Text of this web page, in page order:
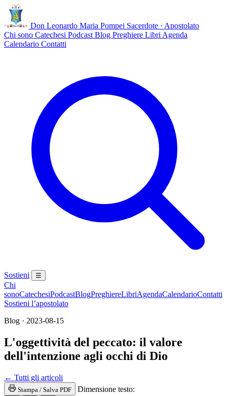
Don Leonardo Maria Pompei Sacerdote · Apostolato
Chi sono Catechesi Podcast Blog Preghiere Libri Agenda
Calendario Contatti
Sostieni ☰
Chi
sonoCatechesiPodcastBlogPreghiereLibriAgendaCalendarioContatti
Sostieni l’apostolato
Blog · 2023-08-15
L'oggettività del peccato: il valore
dell'intenzione agli occhi di Dio
← Tutti gli articoli
Stampa / Salva PDF Dimensione testo: